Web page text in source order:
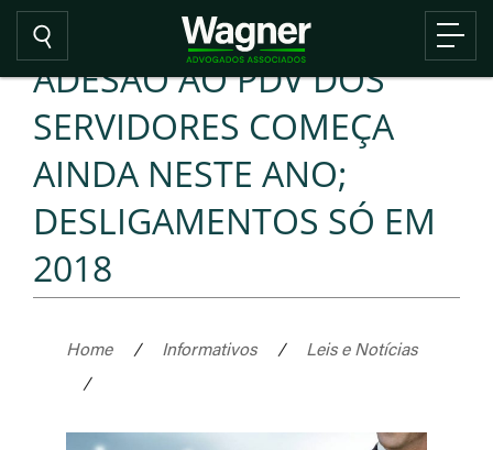
ADESÃO AO PDV DOS
SERVIDORES COMEÇA
AINDA NESTE ANO;
DESLIGAMENTOS SÓ EM
2018
Home / Informativos /
Leis e Notícias
/